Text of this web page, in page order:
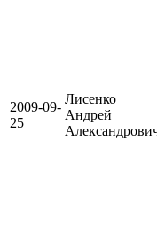
2009-09-
25
Лисенко
Андрей